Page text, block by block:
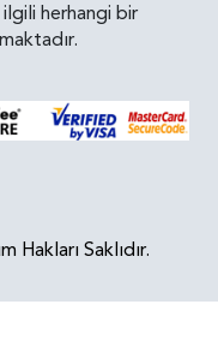
herhangi bir
Saklıdır.